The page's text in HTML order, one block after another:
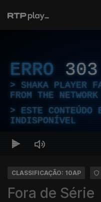
ERRO 303
SHAKA PLAYER
FROM THE
ESTE CONTEÚDO
INDISPONÍVEL
CLASSIFICAÇÃO: 10AP
Fora de Série